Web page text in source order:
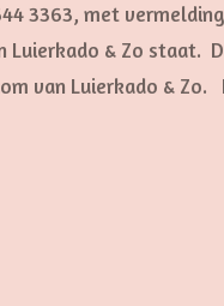
3363, met
Luierkado & Zo
van Luierkado &